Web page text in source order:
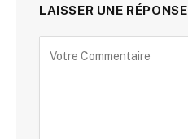
LAISSER UNE RÉPONSE